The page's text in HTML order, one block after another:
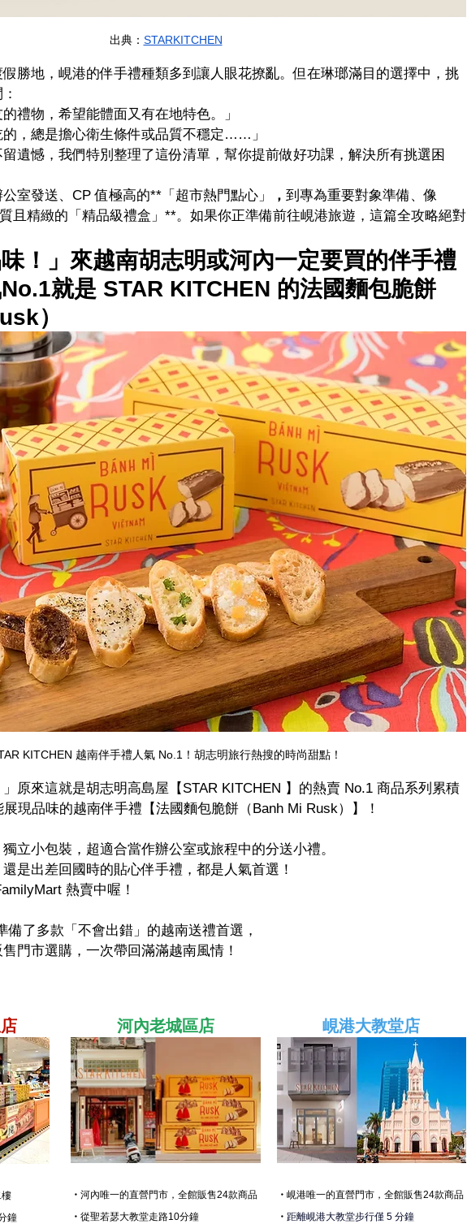
出典： STARKITCHEN
勝地，峴港的伴手禮種類多到讓人眼花撩亂。但在琳瑯滿目的選擇中，挑
禮物，希望能體面又有在地特色。」
，總是擔心衛生條件或品質不穩定……」
遺憾，我們特別整理了這份清單，幫你提前做好功課，解決所有挑選困
室發送、CP 值極高的**「超市熱門點心」 ， 到專為重要對象準備、像
且精緻的「精品級禮盒」**。如果你正準備前往峴港旅遊，這篇全攻略絕對
！」來越南胡志明或河內一定要買的伴手禮
就是 STAR KITCHEN 的法國麵包脆餅
）
KITCHEN 越南伴手禮人氣 No.1！胡志明旅行熱搜的時尚甜點！
原來這就是胡志明高島屋【STAR KITCHEN 】的熱賣 No.1 商品系列累積
現品味的越南伴手禮【法國麵包脆餅（Banh Mi Rusk）】！
立小包裝，超適合當作辦公室或旅程中的分送小禮。
是出差回國時的貼心伴手禮，都是人氣首選！
熱賣中喔！
備了多款「不會出錯」的越南送禮首選，
門市選購，一次帶回滿滿越南風情！
鐘
河內老城區店
・河內唯一的直營門市，全館販售24款商品
・從聖若瑟大教堂走路10分鐘
峴港大教堂店
・ 峴港唯一的直營門市，全館販售24款商品
・ 距離峴港大教堂步行僅 5 分鐘